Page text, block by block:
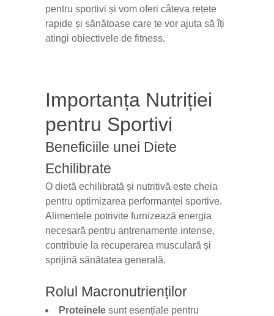
pentru sportivi și vom oferi câteva rețete
rapide și sănătoase care te vor ajuta să îți
atingi obiectivele de fitness.
Importanța Nutriției
pentru Sportivi
Beneficiile unei Diete
Echilibrate
O dietă echilibrată și nutritivă este cheia
pentru optimizarea performanței sportive.
Alimentele potrivite furnizează energia
necesară pentru antrenamente intense,
contribuie la recuperarea musculară și
sprijină sănătatea generală.
Rolul Macronutrienților
Proteinele sunt esențiale pentru